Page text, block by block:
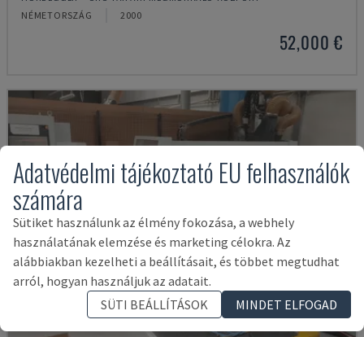
NÉMETORSZÁG 2000
52,000 €
Adatvédelmi tájékoztató EU felhasználók
számára
Sütiket használunk az élmény fokozása, a webhely
használatának elemzése és marketing célokra. Az
alábbiakban kezelheti a beállításait, és többet megtudhat
arról, hogyan használjuk az adatait.
SÜTI BEÁLLÍTÁSOK
MINDET ELFOGAD